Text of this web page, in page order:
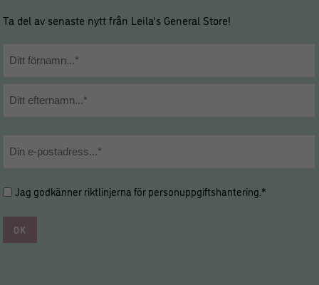
Ta del av senaste nytt från Leila’s General Store!
Hantering
personuppgifter
*
Jag godkänner riktlinjerna förpersonuppgiftshantering .*